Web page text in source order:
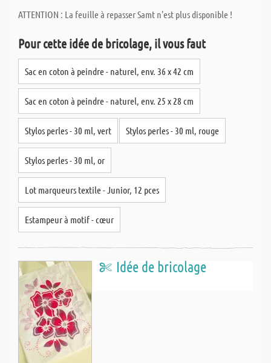
ATTENTION : La feuille à repasser Samt n'est plus disponible !
Pour cette idée de bricolage, il vous faut
Sac en coton à peindre - naturel, env. 36 x 42 cm
Sac en coton à peindre - naturel, env. 25 x 28 cm
Stylos perles - 30 ml, vert Stylos perles - 30 ml, rouge
Stylos perles - 30 ml, or
Lot marqueurs textile - Junior, 12 pces
Estampeur à motif - cœur
Idée de bricolage